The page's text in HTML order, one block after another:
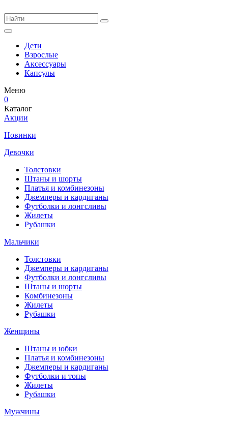
Дети
Взрослые
Аксессуары
Капсулы
Меню
0
Каталог
Акции
Новинки
Девочки
Толстовки
Штаны и шорты
Платья и комбинезоны
Джемперы и кардиганы
Футболки и лонгсливы
Жилеты
Рубашки
Мальчики
Толстовки
Джемперы и кардиганы
Футболки и лонгсливы
Штаны и шорты
Комбинезоны
Жилеты
Рубашки
Женщины
Штаны и юбки
Платья и комбинезоны
Джемперы и кардиганы
Футболки и топы
Жилеты
Рубашки
Мужчины